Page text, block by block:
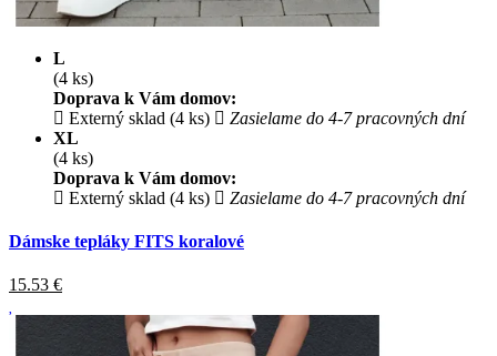
L
(4 ks)
Doprava k Vám domov:
Externý sklad (4 ks)
Zasielame do 4-7 pracovných dní
XL
(4 ks)
Doprava k Vám domov:
Externý sklad (4 ks)
Zasielame do 4-7 pracovných dní
Dámske tepláky FITS koralové
15.53 €